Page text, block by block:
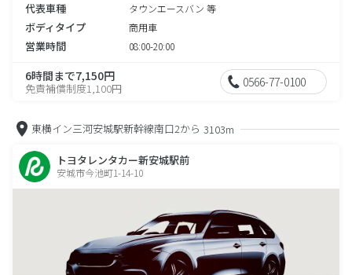
代表車種 タウンエースバン 等
ボディタイプ 商用車
営業時間 08:00-20:00
6時間まで7,150円
免責補償制度1,100円 0566-77-0100
東横イン三河安城駅新幹線南口2から 3103m
トヨタレンタカー新安城駅前
安城市今池町1-14-10